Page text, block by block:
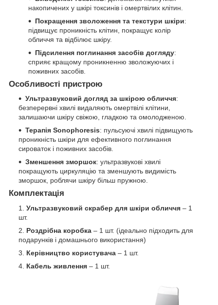
накопичених у шкірі токсинів і омертвілих клітин.
Покращення зволоження та текстури шкіри:
підвищує проникність клітин, покращує колір
обличчя та відбілює шкіру.
Підсилення поглинання засобів догляду:
сприяє кращому проникненню зволожуючих і
поживних засобів.
Особливості пристрою
Ультразвуковий догляд за шкірою обличчя:
безперервні хвилі видаляють омертвілі клітини,
залишаючи шкіру свіжою, гладкою та омолодженою.
Терапія Sonophoresis: пульсуючі хвилі підвищують
проникність шкіри для ефективного поглинання
сироваток і поживних засобів.
Зменшення зморшок: ультразвукові хвилі
покращують циркуляцію та зменшують видимість
зморшок, роблячи шкіру більш пружною.
Комплектація
Ультразвуковий скрабер для шкіри обличчя – 1
шт.
Роздрібна коробка – 1 шт. (ідеально підходить для
подарунків і домашнього використання)
Керівництво користувача – 1 шт.
Кабель живлення – 1 шт.